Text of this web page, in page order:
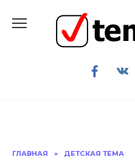
содержанию
ГЛАВНАЯ » ДЕТСКАЯ ТЕМА